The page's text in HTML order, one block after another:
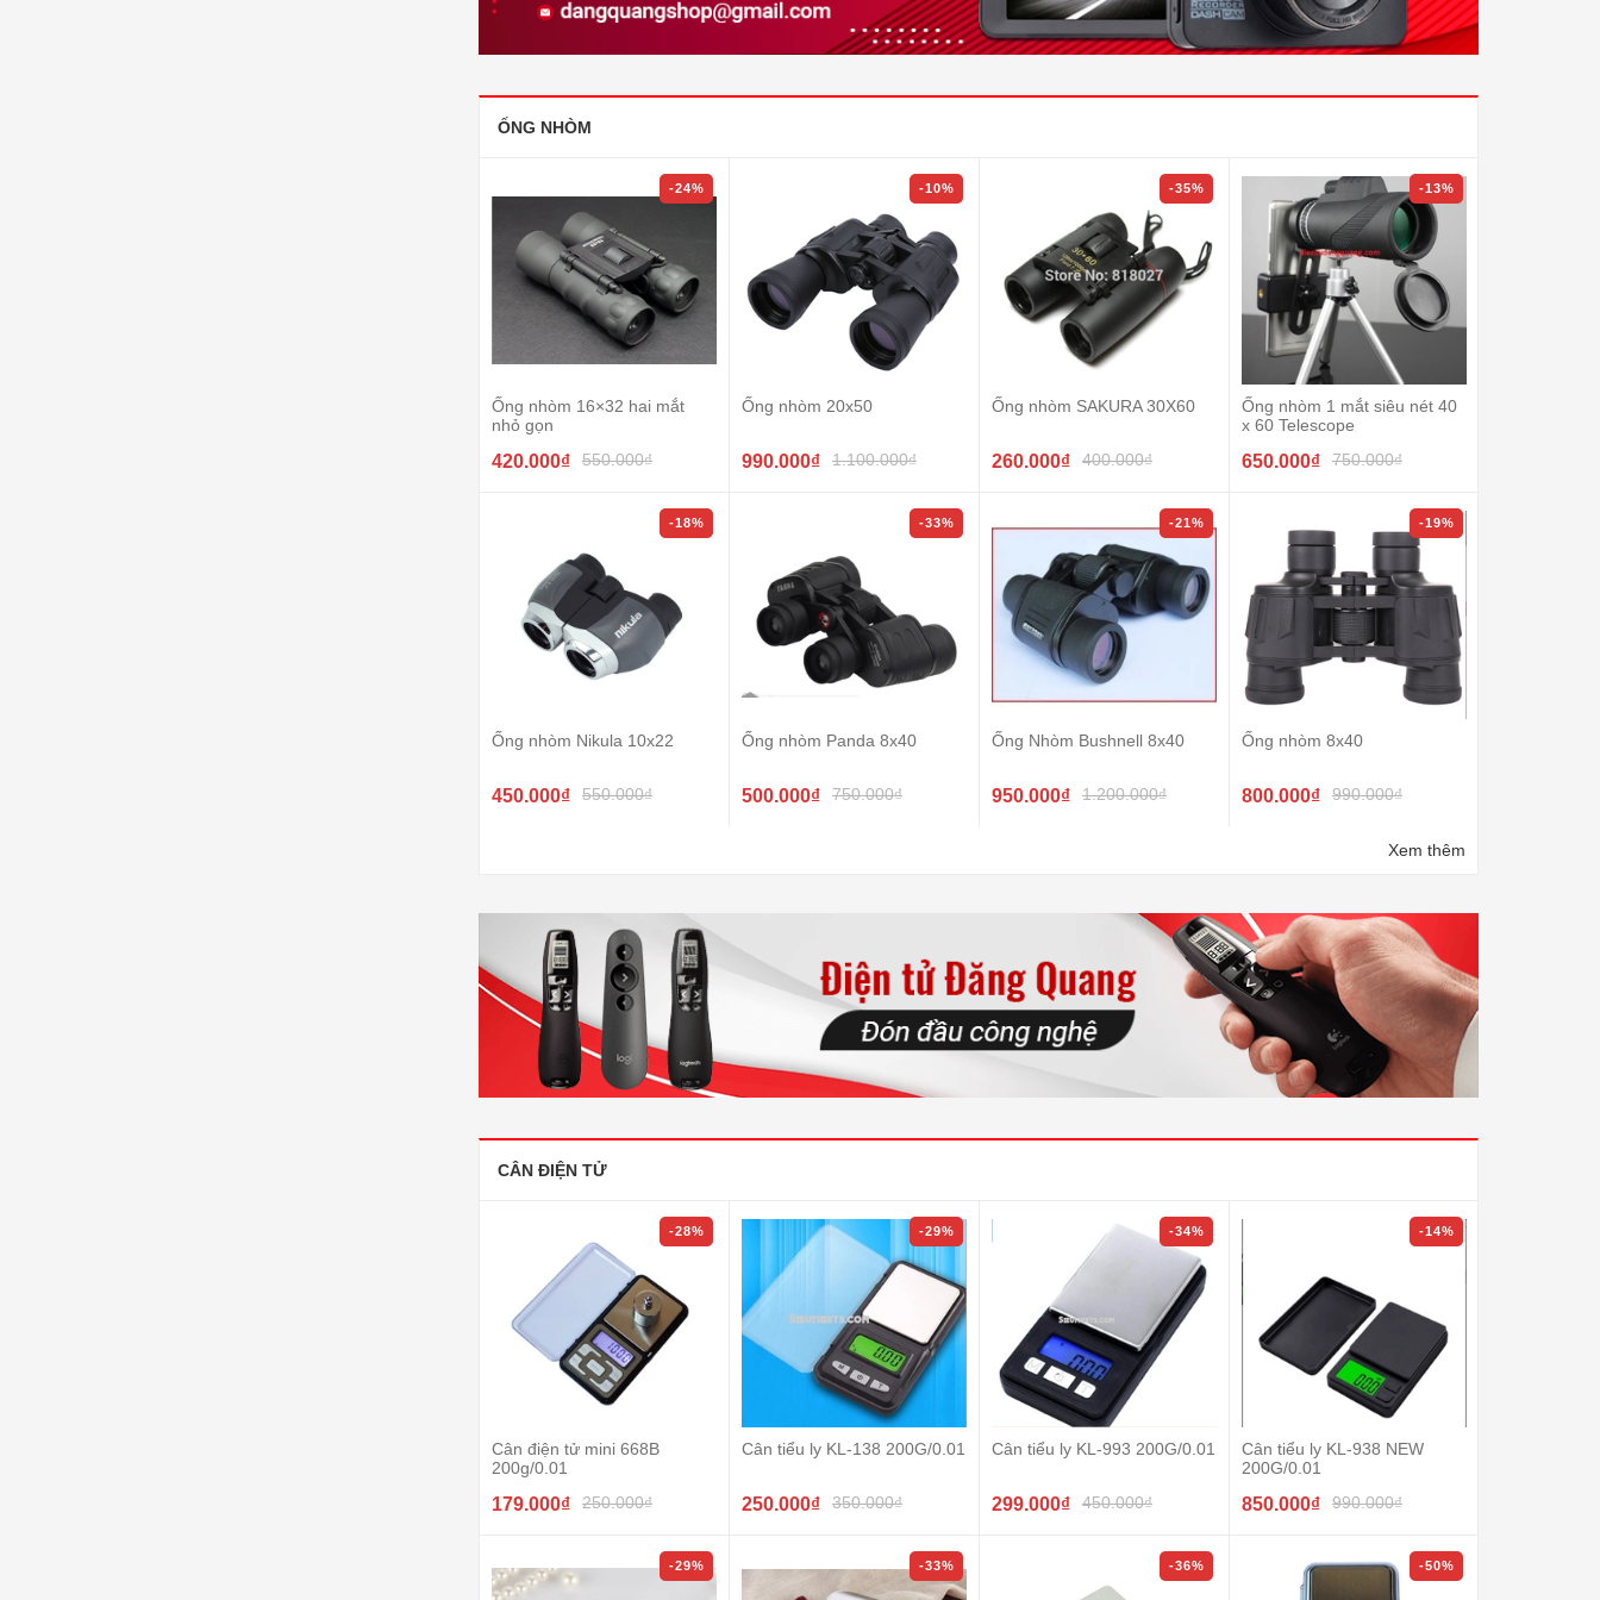
ỐNG NHÒM
-24%
Ống nhòm 16×32 hai mắt
nhỏ gọn
420.000₫ 550.000₫
-18%
Ống nhòm Nikula 10x22
450.000₫ 550.000₫
-10%
Ống nhòm 20x50
990.000₫ 1.100.000₫
-33%
Ống nhòm Panda 8x40
500.000₫ 750.000₫
-35%
Ống nhòm SAKURA 30X60
260.000₫ 400.000₫
-21%
Ống Nhòm Bushnell 8x40
950.000₫ 1.200.000₫
-13%
Ống nhòm 1 mắt siêu nét 40
x 60 Telescope
650.000₫ 750.000₫
-19%
Ống nhòm 8x40
800.000₫ 990.000₫
Xem thêm
CÂN ĐIỆN TỬ
-28%
Cân điện tử mini 668B
200g/0.01
179.000₫ 250.000₫
-29%
-29%
Cân tiểu ly KL-138 200G/0.01
250.000₫ 350.000₫
-33%
-34%
Cân tiểu ly KL-993 200G/0.01
299.000₫ 450.000₫
-36%
-14%
Cân tiểu ly KL-938 NEW
200G/0.01
850.000₫ 990.000₫
-50%